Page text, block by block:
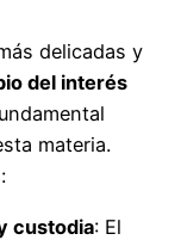
delicadas y
del interés
materia.
custodia: El